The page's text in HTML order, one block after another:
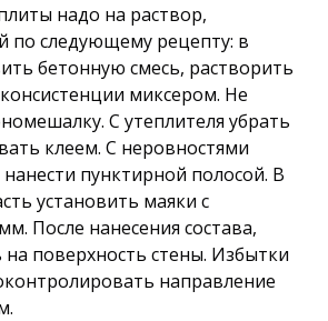
надо на раствор,
по следующему рецепту: в
бетонную смесь, растворить
миксером. Не
С утеплителя убрать
клеем. С неровностями
пунктирной полосой. В
установить маяки с
После нанесения состава,
поверхность стены. Избытки
направление